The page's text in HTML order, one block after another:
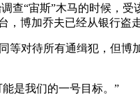
查“宙斯”木马的时候，受
，博加乔夫已经从银行盗
等对待所有通缉犯，但博
是我们的一号目标。”